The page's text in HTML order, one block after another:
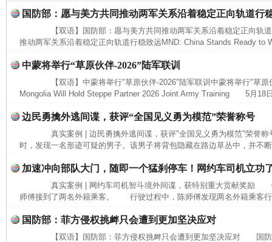
国防部：愿与美方共同推动两军关系沿着稳定正向轨道行
【双语】国防部：愿与美方共同推动两军关系沿着稳定正向轨
推动两军关系沿着稳定正向轨道行稳致远MND: China Stands Ready to
中蒙将举行“草原伙伴-2026”陆军联训
【双语】中蒙将举行"草原伙伴-2026"陆军联训中蒙将举行"草原
Mongolia Will Hold Steppe Partner 2026 Joint Army Training 5月18
边民勇擒外逃间谍，获评“全国见义勇为模范”荣誉称号
真实案例 | 边民勇擒外逃间谍，获评"全国见义勇为模范"荣誉
时，发现一名形迹可疑的男子。该男子将背包隐藏在路边草丛中，并不
加速冲向部队大门，随即一个猛刹停车！网约车司机立功
真实案例 | 网约车司机智斗境外间谍，获特别重大贡献奖励
师傅接到了两名外籍乘客。 行驶过程中，陈师傅发现两名外籍乘客
国防部：菲方侵权挑衅只会遭到更加坚决应对
【双语】国防部：菲方侵权挑衅只会遭到更加坚决应对 国防